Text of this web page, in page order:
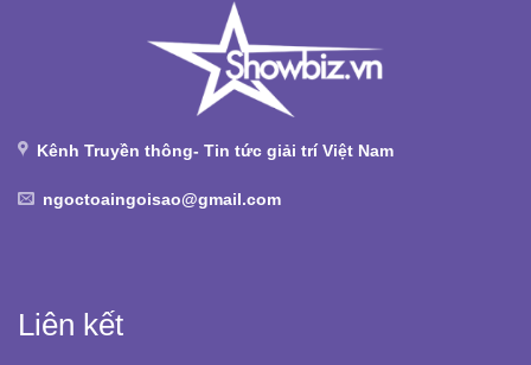
Kênh Truyền thông- Tin tức giải trí Việt Nam
ngoctoaingoisao@gmail.com
Liên kết